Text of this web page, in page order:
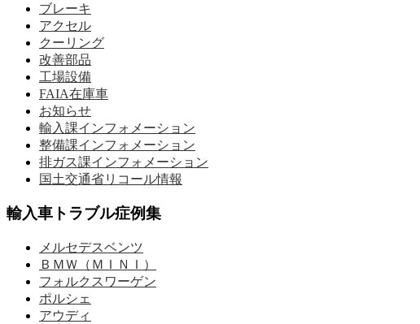
ブレーキ
アクセル
クーリング
改善部品
工場設備
FAIA在庫車
お知らせ
輸入課インフォメーション
整備課インフォメーション
排ガス課インフォメーション
国土交通省リコール情報
輸入車トラブル症例集
メルセデスベンツ
ＢＭＷ（ＭＩＮＩ）
フォルクスワーゲン
ポルシェ
アウディ